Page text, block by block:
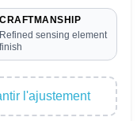
CRAFTMANSHIP
Refined sensing element
finish
l'ajustement